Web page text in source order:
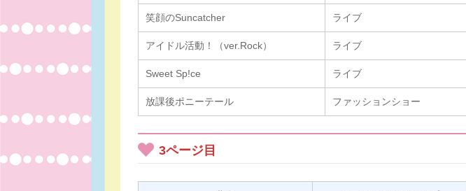
笑顔のSuncatcher ライブ
アイドル活動！（ver.Rock） ライブ
Sweet Sp!ce ライブ
放課後ポニーテール ファッションショー
3ページ目